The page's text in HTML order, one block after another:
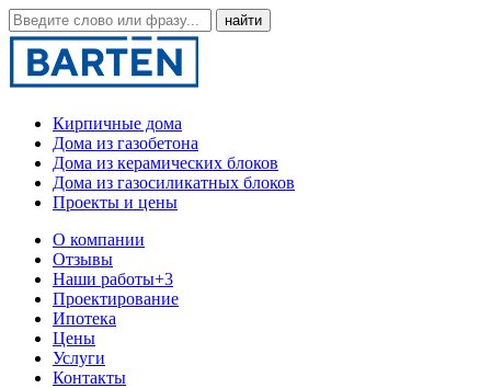
Кирпичные дома
Дома из газобетона
Дома из керамических блоков
Дома из газосиликатных блоков
Проекты и цены
О компании
Отзывы
Наши работы+3
Проектирование
Ипотека
Цены
Услуги
Контакты